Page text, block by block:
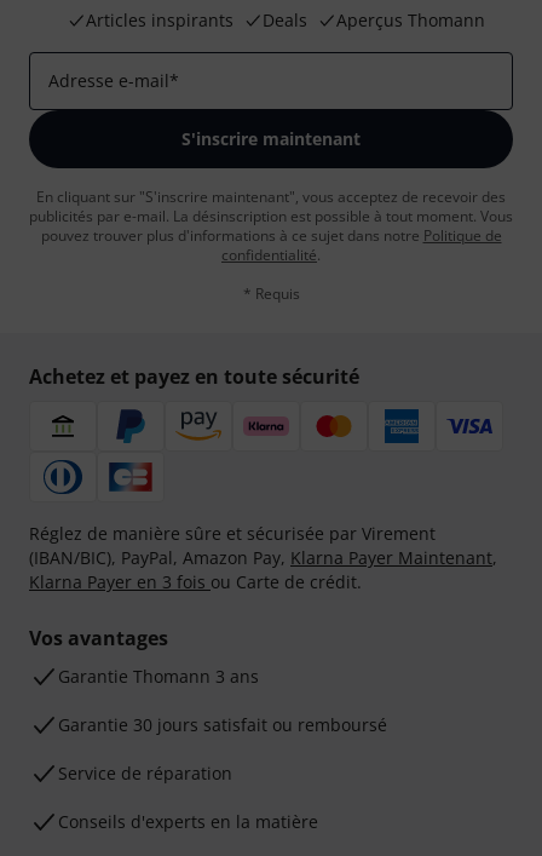
Articles inspirants
Deals Aperçus Thomann
Adresse e-mail*
S'inscrire maintenant
En cliquant sur "S'inscrire maintenant", vous acceptez de recevoir des
publicités par e-mail. La désinscription est possible à tout moment. Vous
pouvez trouver plus d'informations à ce sujet dans notre Politique de
confidentialité.
* Requis
Achetez et payez en toute sécurité
Réglez de manière sûre et sécurisée par Virement
(IBAN/BIC), PayPal, Amazon Pay, Klarna Payer Maintenant,
Klarna Payer en 3 fois ou Carte de crédit.
Vos avantages
Ga­ran­tie Thomann 3 ans
Garantie 30 jours satisfait ou remboursé
Service de réparation
Conseils d'experts en la matière